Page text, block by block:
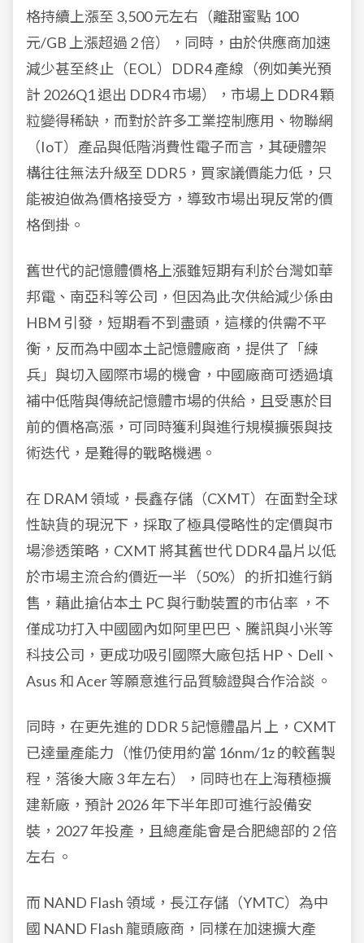
格持續上漲至 3,500 元左右（離甜蜜點 100
元/GB 上漲超過 2 倍），同時，由於供應商加速
減少甚至終止（EOL）DDR4 產線（例如美光預
計 2026Q1 退出 DDR4 市場），市場上 DDR4 顆
粒變得稀缺，而對於許多工業控制應用、物聯網
（IoT）產品與低階消費性電子而言，其硬體架
構往往無法升級至 DDR5，買家議價能力低，只
能被迫做為價格接受方，導致市場出現反常的價
格倒掛。
舊世代的記憶體價格上漲雖短期有利於台灣如華
邦電、南亞科等公司，但因為此次供給減少係由
HBM 引發，短期看不到盡頭，這樣的供需不平
衡，反而為中國本土記憶體廠商，提供了「練
兵」與切入國際市場的機會，中國廠商可透過填
補中低階與傳統記憶體市場的供給，且受惠於目
前的價格高漲，可同時獲利與進行規模擴張與技
術迭代，是難得的戰略機遇。
在 DRAM 領域，長鑫存儲（CXMT）在面對全球
性缺貨的現況下，採取了極具侵略性的定價與市
場滲透策略，CXMT 將其舊世代 DDR4 晶片以低
於市場主流合約價近一半（50%）的折扣進行銷
售，藉此搶佔本土 PC 與行動裝置的市佔率 ，不
僅成功打入中國國內如阿里巴巴、騰訊與小米等
科技公司，更成功吸引國際大廠包括 HP、Dell、
Asus 和 Acer 等願意進行品質驗證與合作洽談 。
同時，在更先進的 DDR 5 記憶體晶片上，CXMT
已達量產能力（惟仍使用約當 16nm/1z 的較舊製
程，落後大廠 3 年左右），同時也在上海積極擴
建新廠，預計 2026 年下半年即可進行設備安
裝，2027 年投產，且總產能會是合肥總部的 2 倍
左右 。
而 NAND Flash 領域，長江存儲（YMTC）為中
國 NAND Flash 龍頭廠商，同樣在加速擴大產